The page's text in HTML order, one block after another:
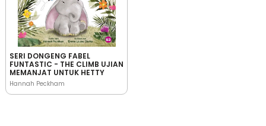
SERI DONGENG FABEL
FUNTASTIC - THE CLIMB UJIAN
MEMANJAT UNTUK HETTY
Hannah Peckham